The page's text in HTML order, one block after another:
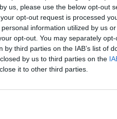
us, please use the below opt-out
opt-out request is processed
information utilized by us
opt-out. You may separately
third parties on the IAB’s list of
by us to third parties on the
it to other third parties.
Cím: Dudás Attila
Műgyűjtők Háza kft.
Budapest
1023.Bp. Zsigmond tér 11.
1023
Telefon: 18008123
2013 nyarán nyitottuk meg
gyorsan találjanak vevőt
változatos kínálatunkból.